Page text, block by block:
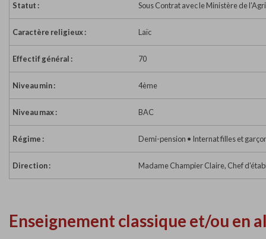
Statut : Sous Contrat avec le Ministère de
Caractère religieux : Laïc
Effectif général : 70
Niveau min : 4ème
Niveau max : BAC
Régime : Demi-pension • Internat filles et
Direction : Madame Champier Claire, Chef
Enseignement classique et/ou en